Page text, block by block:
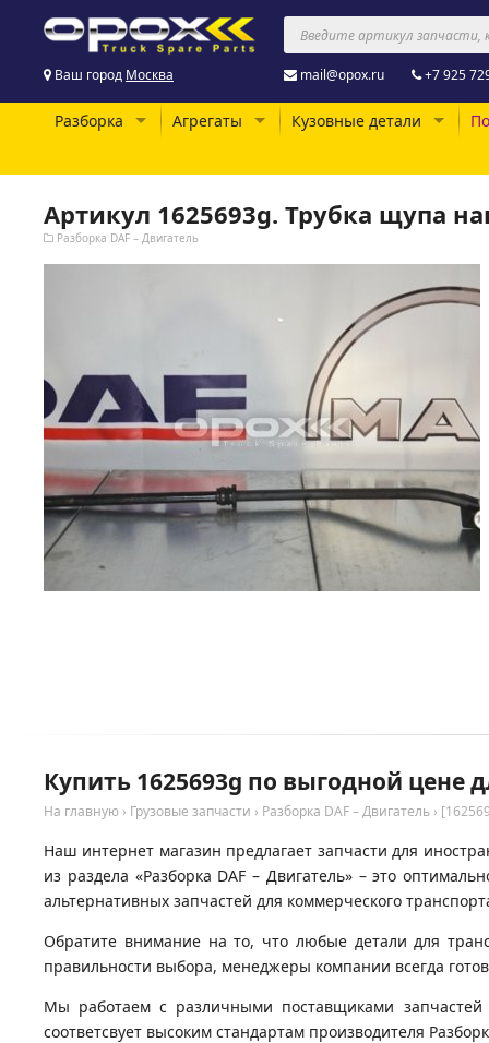
Ваш город Москва mail@opox.ru +7 925
Разборка Агрегаты Кузовные детали
Артикул 1625693g. Трубка щупа
Разборка DAF – Двигатель
Купить 1625693g по выгодной цене
На главную › Грузовые запчасти › Разборка DAF – Двигатель ›
Наш интернет магазин предлагает запчасти для
из раздела «Разборка DAF – Двигатель» – это
альтернативных запчастей для коммерческого
Обратите внимание на то, что любые детали для
правильности выбора, менеджеры компании всегда
Мы работаем с различными поставщиками запчастей
соответсвует высоким стандартам производителя